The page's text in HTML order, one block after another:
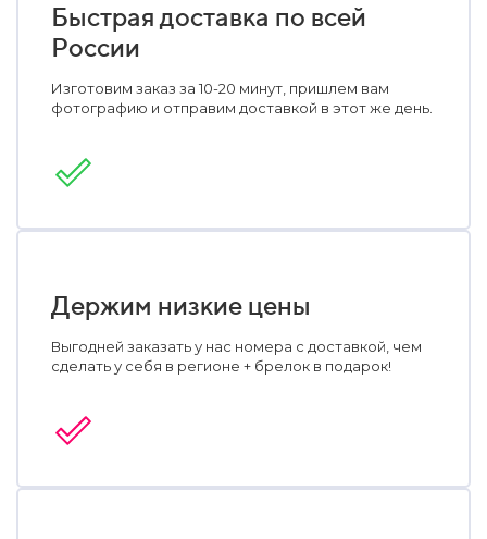
Быстрая доставка по всей
России
Изготовим заказ за 10-20 минут, пришлем вам
фотографию и отправим доставкой в этот же день.
Держим низкие цены
Выгодней заказать у нас номера с доставкой, чем
сделать у себя в регионе + брелок в подарок!